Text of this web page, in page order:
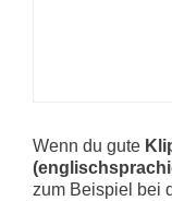
Wenn du gute
zum Beispiel bei